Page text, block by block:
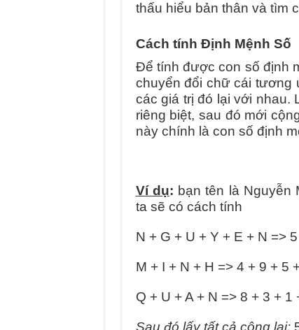
thấu hiểu bản thân và tìm
Cách tính Định Mệnh Số
Để tính được con số định
chuyển đổi chữ cái tương
các giá trị đó lại với nhau.
riêng biệt, sau đó mới
này chính là con số định
Ví dụ: bạn tên là Nguyễn
ta sẽ có cách tính
N + G + U + Y + E + N =>
M + I + N + H => 4 + 9 + 5
Q + U + A + N => 8 + 3 + 1
Sau đó lấy tất cả cộng lại: